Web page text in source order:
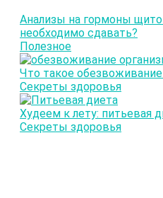
Анализы на гормоны
необходимо сдавать?
Полезное
Что такое
Секреты здоровья
Худеем к лету: питьевая
Секреты здоровья